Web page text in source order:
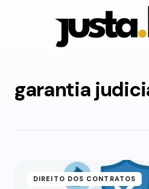
garantia
DIREITO DOS CONTRATOS